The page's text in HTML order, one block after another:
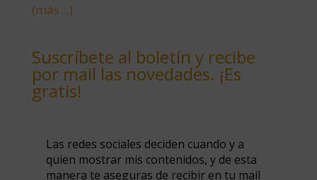
(más…)
Suscríbete al boletín y recibe
por mail las novedades. ¡Es
gratis!
Las redes sociales deciden cuando y a
quien mostrar mis contenidos, y de esta
manera te aseguras de recibir en tu mail